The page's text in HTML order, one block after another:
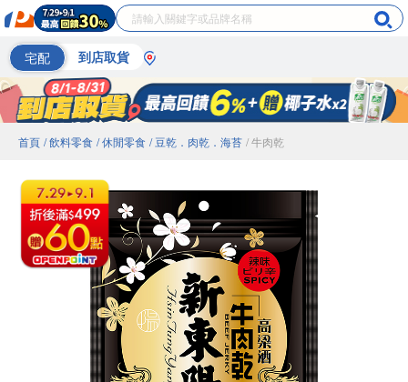
宅配 到店取貨
首頁 / 飲料零食 / 休閒零食 / 豆乾．肉乾．海苔 / 牛肉乾